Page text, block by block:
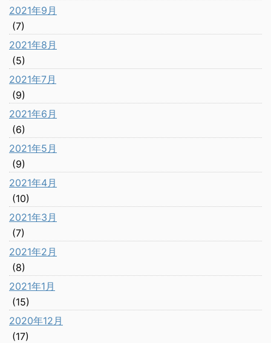
2021年9月
(7)
2021年8月
(5)
2021年7月
(9)
2021年6月
(6)
2021年5月
(9)
2021年4月
(10)
2021年3月
(7)
2021年2月
(8)
2021年1月
(15)
2020年12月
(17)